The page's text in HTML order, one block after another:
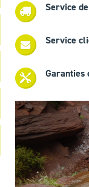
Service
Service
Garanties